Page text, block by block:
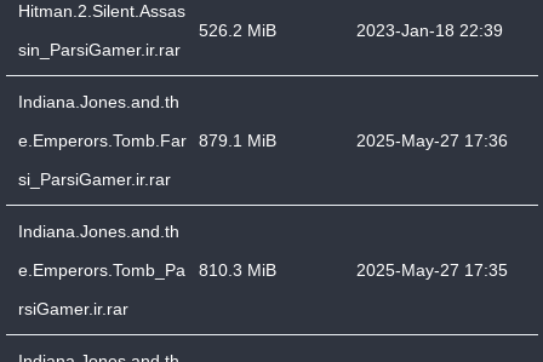
Hitman.2.Silent.Assas
sin_ParsiGamer.ir.rar
526.2 MiB 2023-Jan-18 22:39
Indiana.Jones.and.th
e.Emperors.Tomb.Far
si_ParsiGamer.ir.rar
879.1 MiB 2025-May-27 17:36
Indiana.Jones.and.th
e.Emperors.Tomb_Pa
rsiGamer.ir.rar
810.3 MiB 2025-May-27 17:35